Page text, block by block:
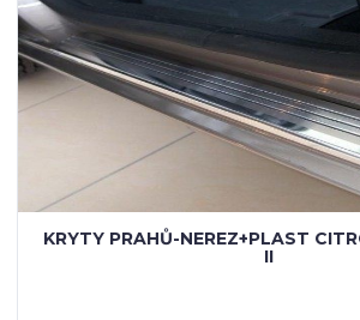
KRYTY PRAHŮ-NEREZ+PLAST
II